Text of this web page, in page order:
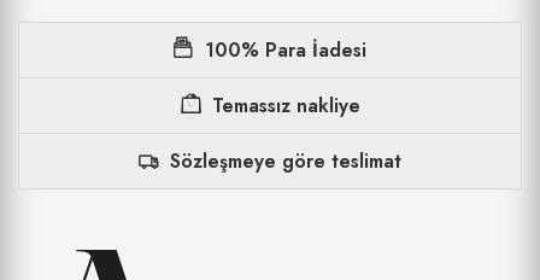
100% Para İadesi
Temassız nakliye
Sözleşmeye göre teslimat